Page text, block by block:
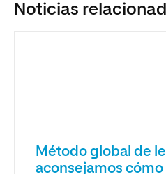
Noticias
Método global de
aconsejamos cómo